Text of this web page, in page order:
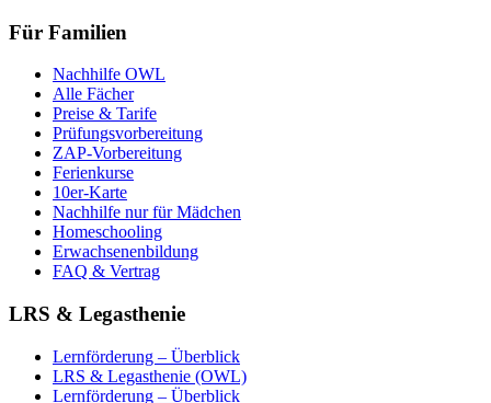
Für Familien
Nachhilfe OWL
Alle Fächer
Preise & Tarife
Prüfungsvorbereitung
ZAP-Vorbereitung
Ferienkurse
10er-Karte
Nachhilfe nur für Mädchen
Homeschooling
Erwachsenenbildung
FAQ & Vertrag
LRS & Legasthenie
Lernförderung – Überblick
LRS & Legasthenie (OWL)
Lernförderung – Überblick